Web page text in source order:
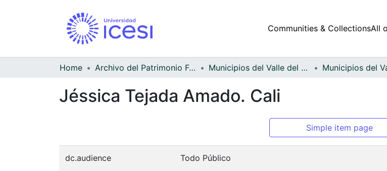
Communities & CollectionsAll
Home Archivo del Patrimonio Fotográfico y Fílmico del Valle del Cauca Municipios del Valle del Cauca
Jéssica Tejada Amado. Cali
Simple item page
dc.audience Todo Público